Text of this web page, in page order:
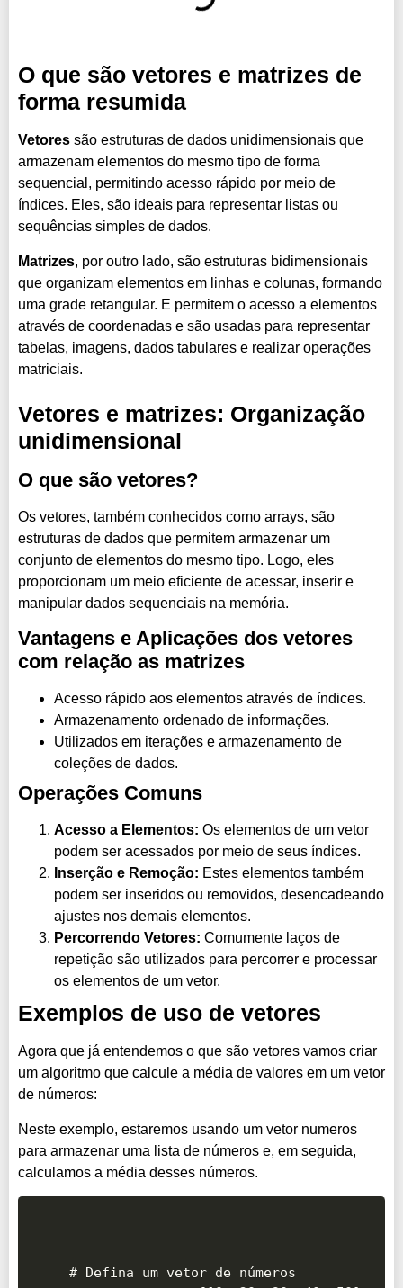
O que são vetores e matrizes de
forma resumida
Vetores são estruturas de dados unidimensionais que
armazenam elementos do mesmo tipo de forma
sequencial, permitindo acesso rápido por meio de
índices. Eles, são ideais para representar listas ou
sequências simples de dados.
Matrizes, por outro lado, são estruturas bidimensionais
que organizam elementos em linhas e colunas, formando
uma grade retangular. E permitem o acesso a elementos
através de coordenadas e são usadas para representar
tabelas, imagens, dados tabulares e realizar operações
matriciais.
Vetores e matrizes: Organização
unidimensional
O que são vetores?
Os vetores, também conhecidos como arrays, são
estruturas de dados que permitem armazenar um
conjunto de elementos do mesmo tipo. Logo, eles
proporcionam um meio eficiente de acessar, inserir e
manipular dados sequenciais na memória.
Vantagens e Aplicações dos vetores
com relação as matrizes
Acesso rápido aos elementos através de índices.
Armazenamento ordenado de informações.
Utilizados em iterações e armazenamento de
coleções de dados.
Operações Comuns
Acesso a Elementos: Os elementos de um vetor
podem ser acessados por meio de seus índices.
Inserção e Remoção: Estes elementos também
podem ser inseridos ou removidos, desencadeando
ajustes nos demais elementos.
Percorrendo Vetores: Comumente laços de
repetição são utilizados para percorrer e processar
os elementos de um vetor.
Exemplos de uso de vetores
Agora que já entendemos o que são vetores vamos criar
um algoritmo que calcule a média de valores em um vetor
de números:
Neste exemplo, estaremos usando um vetor numeros
para armazenar uma lista de números e, em seguida,
calculamos a média desses números.
# Defina um vetor de números